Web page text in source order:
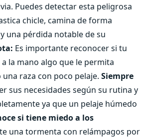
Puedes detectar esta peligrosa
chicle, camina de forma
una pérdida notable de su
Es importante reconocer si tu
la mano algo que le permita
raza con poco pelaje. Siempre
sus necesidades según su rutina y
ya que un pelaje húmedo
si tiene miedo a los
una tormenta con relámpagos por